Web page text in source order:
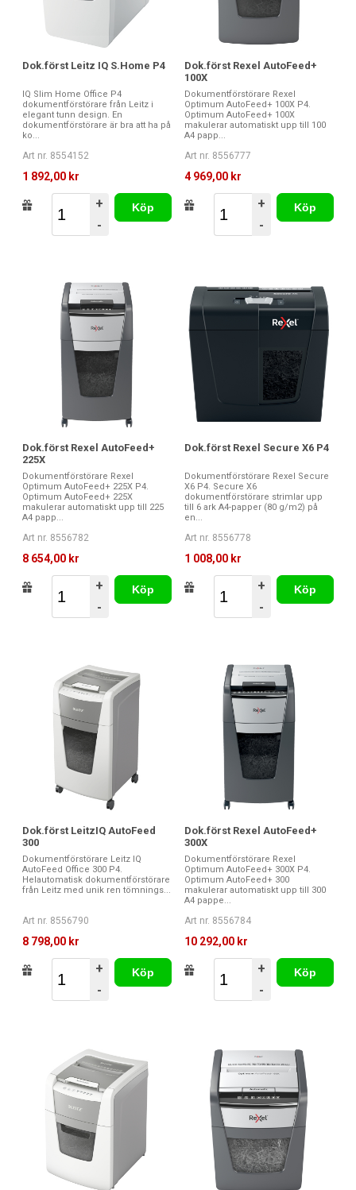
Dok.först Leitz IQ S.Home P4
IQ Slim Home Office P4
dokumentförstörare från Leitz i
elegant tunn design. En
dokumentförstörare är bra att ha på
ko...
Art nr. 8554152
1 892,00 kr
+
-
Köp
Dok.först Rexel AutoFeed+
100X
Dokumentförstörare Rexel
Optimum AutoFeed+ 100X P4.
Optimum AutoFeed+ 100X
makulerar automatiskt upp till 100
A4 papp...
Art nr. 8556777
4 969,00 kr
+
-
Köp
Dok.först Rexel AutoFeed+
225X
Dokumentförstörare Rexel
Optimum AutoFeed+ 225X P4.
Optimum AutoFeed+ 225X
makulerar automatiskt upp till 225
A4 papp...
Art nr. 8556782
8 654,00 kr
+
-
Köp
Dok.först Rexel Secure X6 P4
Dokumentförstörare Rexel Secure
X6 P4. Secure X6
dokumentförstörare strimlar upp
till 6 ark A4-papper (80 g/m2) på
en...
Art nr. 8556778
1 008,00 kr
+
-
Köp
Dok.först LeitzIQ AutoFeed
300
Dokumentförstörare Leitz IQ
AutoFeed Office 300 P4.
Helautomatisk dokumentförstörare
från Leitz med unik ren tömnings...
Art nr. 8556790
8 798,00 kr
+
-
Köp
Dok.först Rexel AutoFeed+
300X
Dokumentförstörare Rexel
Optimum AutoFeed+ 300X P4.
Optimum AutoFeed+ 300
makulerar automatiskt upp till 300
A4 pappe...
Art nr. 8556784
10 292,00 kr
+
-
Köp